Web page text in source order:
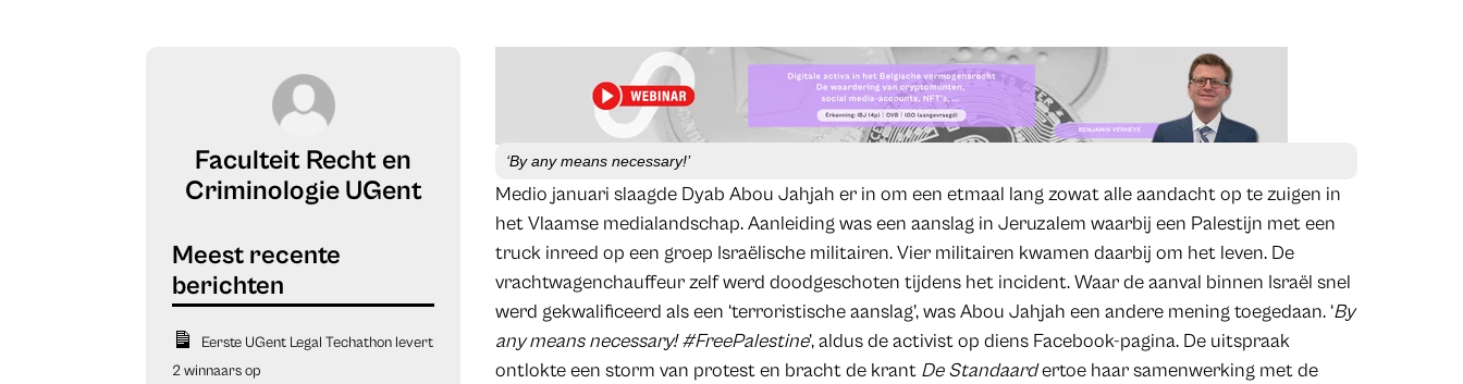
Faculteit Recht en
Criminologie UGent
Eerste UGent Legal Techathon levert
2 winnaars op
‘By any means necessary!’
Medio januari slaagde Dyab Abou Jahjah er in om een etmaal lang zowat alle aandacht op te zuigen in
het Vlaamse medialandschap. Aanleiding was een aanslag in Jeruzalem waarbij een Palestijn met een
truck inreed op een groep Israëlische militairen. Vier militairen kwamen daarbij om het leven. De
vrachtwagenchauffeur zelf werd doodgeschoten tijdens het incident. Waar de aanval binnen Israël snel
werd gekwalificeerd als een ‘terroristische aanslag’, was Abou Jahjah een andere mening toegedaan. ‘By
any means necessary! #FreePalestine’, aldus de activist op diens Facebook-pagina. De uitspraak
ontlokte een storm van protest en bracht de krant De Standaardertoe haar samenwerking met de